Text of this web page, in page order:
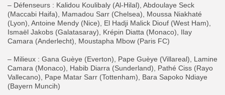
‎– Défenseurs : Kalidou Koulibaly (Al-Hilal), Abdoulaye Seck
(Maccabi Haifa), Mamadou Sarr (Chelsea), Moussa Niakhaté
(Lyon), Antoine Mendy (Nice), El Hadji Malick Diouf (West Ham),
Ismaël Jakobs (Galatasaray), Krépin Diatta (Monaco), Ilay
Camara (Anderlecht), Moustapha Mbow (Paris FC)
‎– Milieux : Gana Guèye (Everton), Pape Guèye (Villareal), Lamine
Camara (Monaco), Habib Diarra (Sunderland), Pathé Ciss (Rayo
Vallecano), Pape Matar Sarr (Tottenham), Bara Sapoko Ndiaye
(Bayern Muncih)